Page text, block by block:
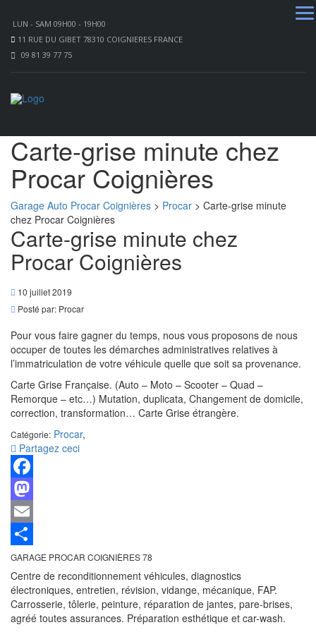
LUN - SAM 09H00 - 19H00
11 RUE DU GIBET 78310 COIGNIERES FRANCE
09 81 39 77 75
Carte-grise minute chez
Procar Coignières
Garage Auto Procar Coignières > Procar > Carte-grise minute
chez Procar Coignières
Carte-grise minute chez
Procar Coignières
10 juillet 2019
Posté par: Procar
Pour vous faire gagner du temps, nous vous proposons de nous
occuper de toutes les démarches administratives relatives à
l’immatriculation de votre véhicule quelle que soit sa provenance.
Carte Grise Française. (Auto – Moto – Scooter – Quad –
Remorque – etc…) Mutation, duplicata, Changement de domicile,
correction, transformation… Carte Grise étrangère.
Catégorie: Procar,
Partagez ceci
Facebook
Mastodon
Email
Partager
GARAGE PROCAR COIGNIÈRES 78
Centre de reconditionnement véhicules, diagnostics
électroniques, entretien, révision, vidange, mécanique, FAP.
Carrosserie, tôlerie, peinture, réparation de jantes, pare-brises,
agréé toutes assurances. Préparation esthétique et car-wash.